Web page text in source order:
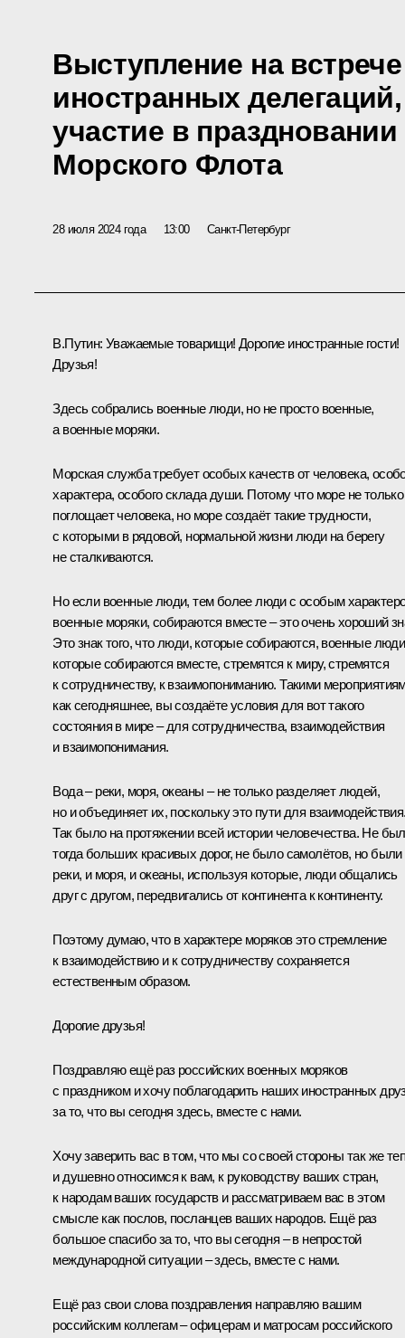
Выступление на
иностранных
участие в
Морского Флота
28 июля 2024 года 13:00 Санкт-Петербург
В.Путин: Уважаемые товарищи! Дорогие иностранные гости!
Друзья!
Здесь собрались военные люди, но не просто военные,
а военные моряки.
Морская служба требует особых качеств от человека,
характера, особого склада души. Потому что море не только
поглощает человека, но море создаёт такие трудности,
с которыми в рядовой, нормальной жизни люди на берегу
не сталкиваются.
Но если военные люди, тем более люди с особым
военные моряки, собираются вместе – это очень хороший
Это знак того, что люди, которые собираются, военные
которые собираются вместе, стремятся к миру, стремятся
к сотрудничеству, к взаимопониманию. Такими
как сегодняшнее, вы создаёте условия для вот такого
состояния в мире – для сотрудничества, взаимодействия
и взаимопонимания.
Вода – реки, моря, океаны – не только разделяет людей,
но и объединяет их, поскольку это пути для
Так было на протяжении всей истории человечества. Не
тогда больших красивых дорог, не было самолётов, но были
реки, и моря, и океаны, используя которые, люди общались
друг с другом, передвигались от континента к континенту.
Поэтому думаю, что в характере моряков это стремление
к взаимодействию и к сотрудничеству сохраняется
естественным образом.
Дорогие друзья!
Поздравляю ещё раз российских военных моряков
с праздником и хочу поблагодарить наших иностранных
за то, что вы сегодня здесь, вместе с нами.
Хочу заверить вас в том, что мы со своей стороны так же
и душевно относимся к вам, к руководству ваших стран,
к народам ваших государств и рассматриваем вас в этом
смысле как послов, посланцев ваших народов. Ещё раз
большое спасибо за то, что вы сегодня – в непростой
международной ситуации – здесь, вместе с нами.
Ещё раз свои слова поздравления направляю вашим
российским коллегам – офицерам и матросам российского